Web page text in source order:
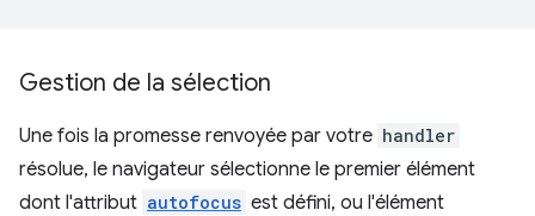
Gestion de la sélection
Une fois la promesse renvoyée par votre handler
résolue, le navigateur sélectionne le premier élément
dont l'attribut autofocus est défini, ou l'élément